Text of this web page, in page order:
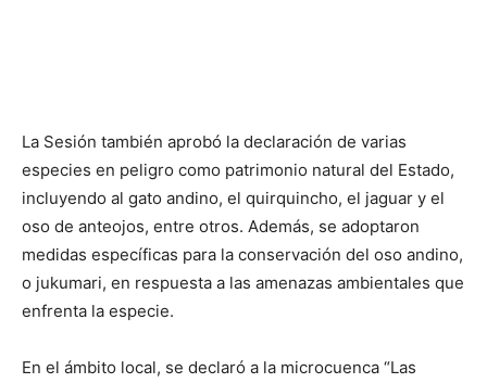
La Sesión también aprobó la declaración de varias
especies en peligro como patrimonio natural del Estado,
incluyendo al gato andino, el quirquincho, el jaguar y el
oso de anteojos, entre otros. Además, se adoptaron
medidas específicas para la conservación del oso andino,
o jukumari, en respuesta a las amenazas ambientales que
enfrenta la especie.
En el ámbito local, se declaró a la microcuenca “Las